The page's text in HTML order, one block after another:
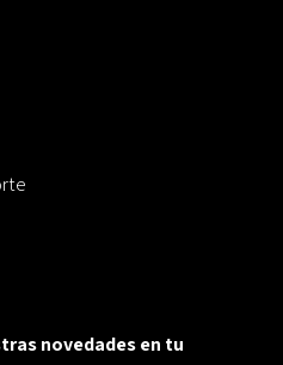
novedades en tu